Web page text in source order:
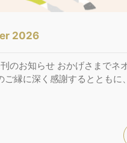
2026
のお知らせ おかげさまでネ
縁に深く感謝するとともに